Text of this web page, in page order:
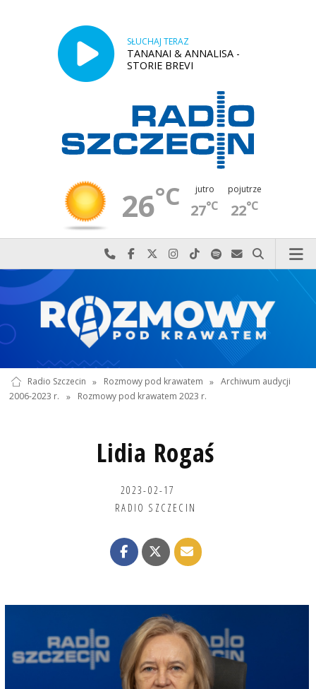
SŁUCHAJ TERAZ
TANANAI & ANNALISA -
STORIE BREVI
26°C jutro
27°C
pojutrze
22°C
Najlepiej po prostu do nas zadzwoń
Odwiedź nas na Facebook-u
Odwiedź nas na X
Odwiedź nas na Instagram-ie
Odwiedź nas na TikTok-u
Szukaj nas na Spotify
Wyślij do nas
Szukaj
Radio Szczecin » Rozmowy pod krawatem » Archiwum audycji
2006-2023 r.
» Rozmowy pod krawatem 2023 r.
Lidia Rogaś
2023-02-17
RADIO SZCZECIN